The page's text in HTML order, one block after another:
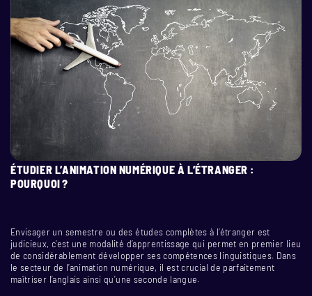
ÉTUDIER L’ANIMATION NUMÉRIQUE À L’ÉTRANGER :
POURQUOI ?
Envisager un semestre ou des études complètes à l’étranger est
judicieux, c’est une modalité d’apprentissage qui permet en premier lieu
de considérablement développer ses compétences linguistiques. Dans
le secteur de l’animation numérique, il est crucial de parfaitement
maîtriser l’anglais ainsi qu’une seconde langue.